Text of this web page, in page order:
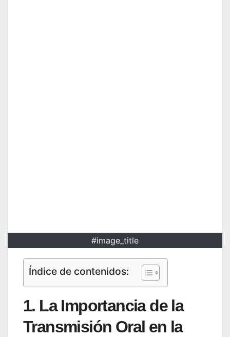
#image_title
Índice de contenidos:
1. La Importancia de la
Transmisión Oral en la